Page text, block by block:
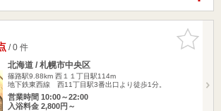
お気に入
りに追加
/ 0 件
北海道 / 札幌市中央区
篠路駅9.88km 西１１丁目駅114m
地下鉄東西線 西11丁目駅3番出口より徒歩1分。
営業時間 10:00～22:00
入浴料金 2,800円～